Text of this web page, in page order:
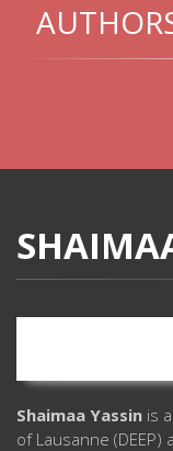
Shaimaa Yassin is
of Lausanne (DEEP)